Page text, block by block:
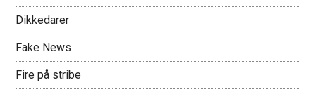
Dikkedarer
Fake News
Fire på stribe